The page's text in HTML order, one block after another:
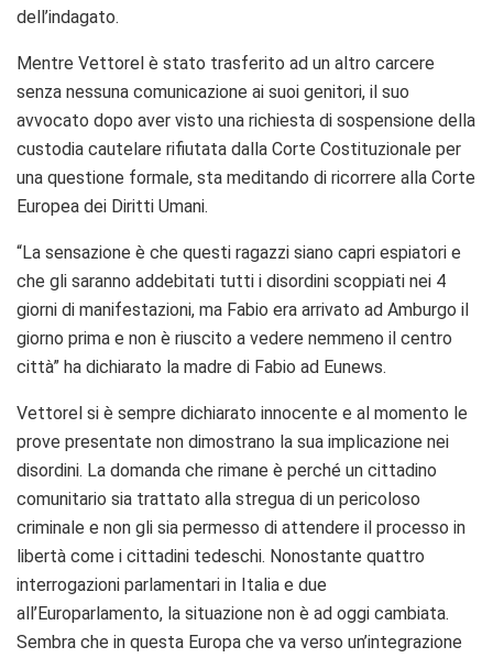
dell’indagato.
Mentre Vettorel è stato trasferito ad un altro carcere
senza nessuna comunicazione ai suoi genitori, il suo
avvocato dopo aver visto una richiesta di sospensione della
custodia cautelare rifiutata dalla Corte Costituzionale per
una questione formale, sta meditando di ricorrere alla Corte
Europea dei Diritti Umani.
“La sensazione è che questi ragazzi siano capri espiatori e
che gli saranno addebitati tutti i disordini scoppiati nei 4
giorni di manifestazioni, ma Fabio era arrivato ad Amburgo il
giorno prima e non è riuscito a vedere nemmeno il centro
città” ha dichiarato la madre di Fabio ad Eunews.
Vettorel si è sempre dichiarato innocente e al momento le
prove presentate non dimostrano la sua implicazione nei
disordini. La domanda che rimane è perché un cittadino
comunitario sia trattato alla stregua di un pericoloso
criminale e non gli sia permesso di attendere il processo in
libertà come i cittadini tedeschi. Nonostante quattro
interrogazioni parlamentari in Italia e due
all’Europarlamento, la situazione non è ad oggi cambiata.
Sembra che in questa Europa che va verso un’integrazione